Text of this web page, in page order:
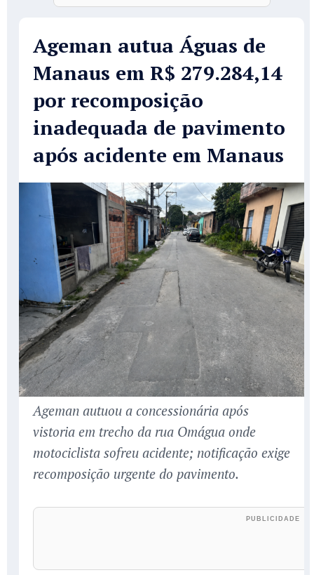
Ageman autua Águas de
Manaus em R$ 279.284,14
por recomposição
inadequada de pavimento
após acidente em Manaus
Ageman autuou a concessionária após
vistoria em trecho da rua Omágua onde
motociclista sofreu acidente; notificação exige
recomposição urgente do pavimento.